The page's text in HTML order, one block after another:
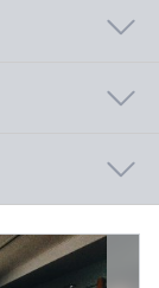
定にはこだわ
30,000人、シ